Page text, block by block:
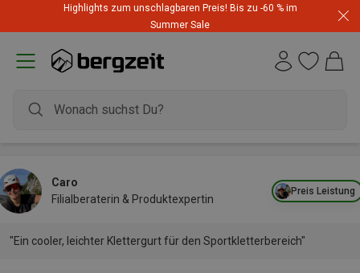
Highlights zum unschlagbaren Preis! Bis zu -60 % im
Summer Sale
Preis Leistung
Caro
Filialberaterin & Produktexpertin
"Ein cooler, leichter Klettergurt für den Sportkletterbereich"